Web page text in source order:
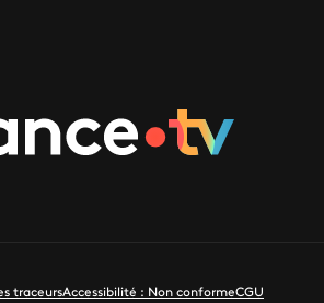
traceursAccessibilité : Non conformeCGU